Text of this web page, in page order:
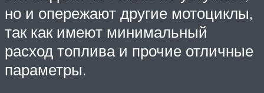
но и опережают другие мотоциклы,
так как имеют минимальный
расход топлива и прочие отличные
параметры.